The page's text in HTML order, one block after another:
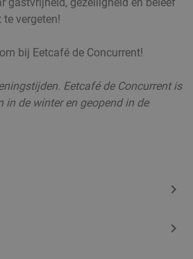
vergeten!
bij Eetcafé de Concurrent!
Eetcafé de Concurrent is
in de winter en geopend in de